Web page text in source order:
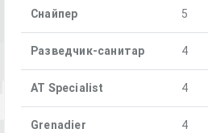
Снайпер 5
Разведчик-санитар 4
AT Specialist 4
Grenadier 4